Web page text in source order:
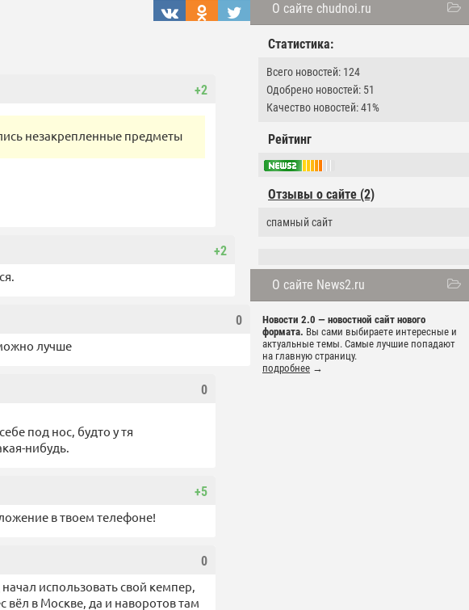
О сайте chudnoi.ru
Статистика:
Всего новостей: 124
Одобрено новостей: 51
Качество новостей: 41%
Рейтинг
Отзывы о сайте (2)
спамный сайт
О сайте News2.ru
Новости 2.0 — новостной сайт нового
формата. Вы сами выбираете интересные и
актуальные темы. Самые лучшие попадают
на главную страницу.
подробнее →
+2
незакрепленные предметы
+2
0
лучше
0
под нос, будто у тя
нибудь.
+5
в твоем телефоне!
0
использовать свой кемпер,
в Москве, да и наворотов там